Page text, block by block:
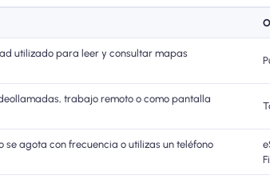
utilizado para leer y consultar mapas
trabajo remoto o como pantalla
se agota con frecuencia o utilizas un teléfono